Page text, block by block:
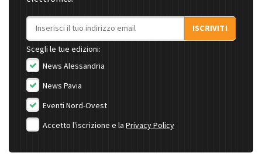
Indirizzo email
ISCRIVITI
Scegli le tue edizioni:
News Alessandria
News Pavia
Eventi Nord-Ovest
Accetto l'iscrizione e la Privacy Policy